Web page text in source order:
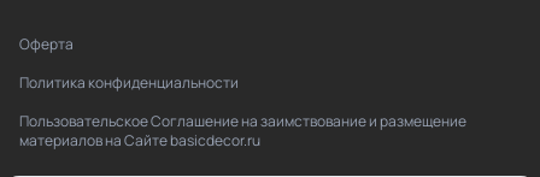
Оферта
Политика конфиденциальности
Пользовательское Соглашение на заимствование и размещение
материалов на Сайте basicdecor.ru